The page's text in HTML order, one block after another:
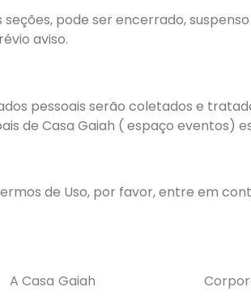
pode ser encerrado,
aviso.
pessoais serão coletados e
de Casa Gaiah ( espaço eventos)
de Uso, por favor, entre em
A Casa Gaiah